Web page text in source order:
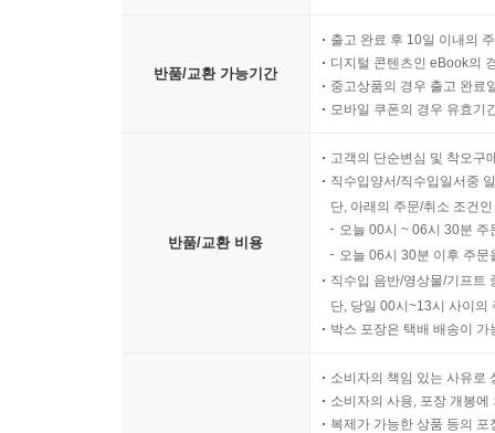
반품/교환 가능기간
출고 완료 후 10일 이내의
디지털 콘텐츠인 eBook의
중고상품의 경우 출고 완료
모바일 쿠폰의 경우 유효기
반품/교환 비용
고객의 단순변심 및 착오구
직수입양서/직수입일서중
단, 아래의 주문/취소 조건
오늘 00시 ~ 06시 30분
오늘 06시 30분 이후 주
직수입 음반/영상물/기프트
단, 당일 00시~13시 사이의
박스 포장은 택배 배송이
소비자의 책임 있는 사유로
소비자의 사용, 포장 개봉
복제가 가능한 상품 등의